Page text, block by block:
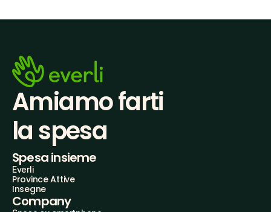
Amiamo farti
la spesa
Spesa insieme
Everli
Province Attive
Insegne
Company